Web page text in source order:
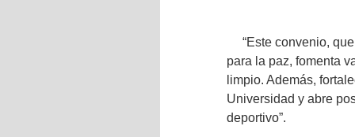
“Este convenio,
para la paz, fomenta
limpio. Además,
Universidad y abre
deportivo”.